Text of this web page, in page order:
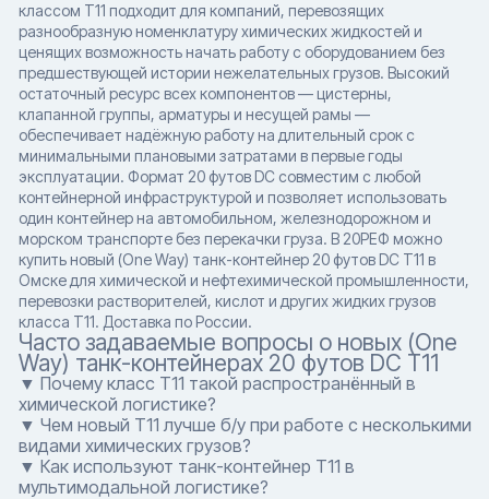
классом T11 подходит для компаний, перевозящих
разнообразную номенклатуру химических жидкостей и
ценящих возможность начать работу с оборудованием без
предшествующей истории нежелательных грузов. Высокий
остаточный ресурс всех компонентов — цистерны,
клапанной группы, арматуры и несущей рамы —
обеспечивает надёжную работу на длительный срок с
минимальными плановыми затратами в первые годы
эксплуатации. Формат 20 футов DC совместим с любой
контейнерной инфраструктурой и позволяет использовать
один контейнер на автомобильном, железнодорожном и
морском транспорте без перекачки груза. В 20РЕФ можно
купить новый (One Way) танк-контейнер 20 футов DC T11 в
Омске для химической и нефтехимической промышленности,
перевозки растворителей, кислот и других жидких грузов
класса T11. Доставка по России.
Часто задаваемые вопросы о новых (One
Way) танк-контейнерах 20 футов DC T11
▼ Почему класс T11 такой распространённый в
химической логистике?
▼ Чем новый T11 лучше б/у при работе с несколькими
видами химических грузов?
▼ Как используют танк-контейнер T11 в
мультимодальной логистике?